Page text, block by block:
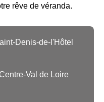
rêve de véranda.
Denis-de-l'Hôtel
Centre-Val de Loire